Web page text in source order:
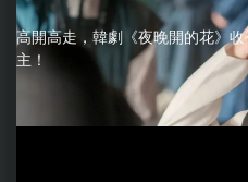
高開高走，韓劇《夜晚開的花》
主！